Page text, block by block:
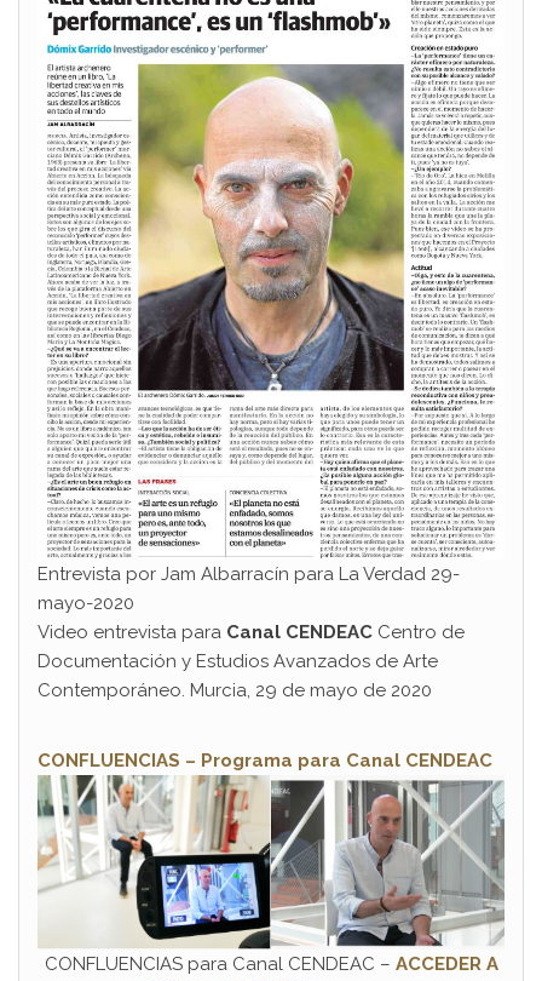
Entrevista por Jam Albarracín para La Verdad 29-
mayo-2020
Video entrevista para Canal CENDEAC Centro de
Documentación y Estudios Avanzados de Arte
Contemporáneo. Murcia, 29 de mayo de 2020
CONFLUENCIAS – Programa para Canal CENDEAC
CONFLUENCIAS para Canal CENDEAC – ACCEDER A